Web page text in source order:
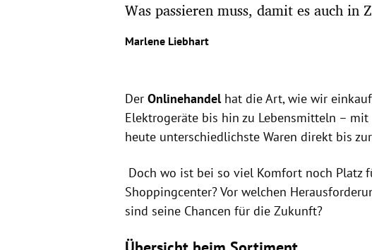
Was passieren muss, damit es auch in
Marlene Liebhart
Der Onlinehandelhat die Art, wie wir
Elektrogeräte bis hin zu Lebensmitteln –
heute unterschiedlichste Waren direkt bis
Doch wo ist bei so viel Komfort noch Platz
Shoppingcenter? Vor welchen
sind seine Chancen für die Zukunft?